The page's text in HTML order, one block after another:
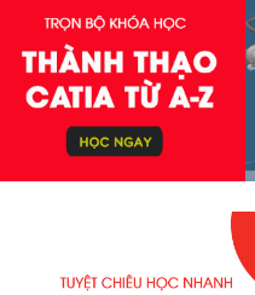
Tài Liệu Creo 1100 Trang |
Miễn Phí
Tài Liệu Creo 1100 Trang
tự học Proe/Creo Tài liệu
thị trường rất nhiều , bạn có
lựa ...
Sổ Tay Tiếng Anh Kỹ
Số Tay Tiếng Anh Kỹ Thuật
- 713 Trang Tiếng anh
quan trọng, nó giúp người kỹ
được chính...